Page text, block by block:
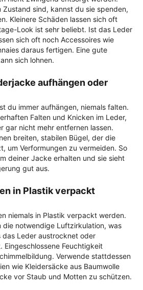
Zustand sind, kannst du sie spenden,
Kleinere Schäden lassen sich oft
Look ist sehr beliebt. Ist das Leder
sich oft noch Accessoires wie
daraus fertigen. Eine gute
sich lohnen.
aufhängen oder
du immer aufhängen, niemals falten.
Falten und Knicken im Leder,
gar nicht mehr entfernen lassen.
breiten, stabilen Bügel, der die
um Verformungen zu vermeiden. So
deiner Jacke erhalten und sie sieht
gut aus.
in Plastik verpackt
niemals in Plastik verpackt werden.
die notwendige Luftzirkulation, was
Leder austrocknet oder
Eingeschlossene Feuchtigkeit
Verwende stattdessen
wie Kleidersäcke aus Baumwolle
vor Staub und Motten zu schützen.